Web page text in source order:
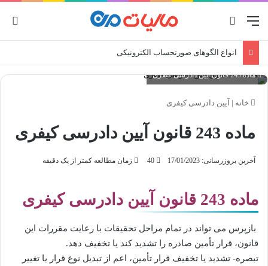
منو
انواع الگوهای صورتحساب الکترونیکی
ماده 243 قانون آیین دادرسی کیفری
خانه | آیین دادرسی کیفری
ماده 243 قانون آیین دادرسی کیفری
آخرین بروزرسانی: 17/01/2023 40 زمان مطالعه کمتر از یک دقیقه
ماده 243 قانون آیین دادرسی کیفری
بازپرس می تواند در تمام مراحل تحقیقات با رعایت مقررات این
قانون، قرار تأمین صادره را تشدید کند یا تخفیف دهد.
تبصره- تشدید یا تخفیف قرار تأمین، اعم از تبدیل نوع قرار یا تغییر